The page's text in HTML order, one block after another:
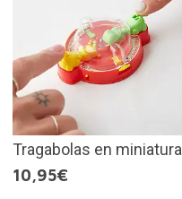
Tragabolas en miniatura
10,95€